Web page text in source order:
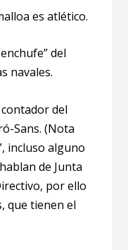
es atlético.
del
navales.
del
Sans. (Nota
incluso alguno
de Junta
por ello
que tienen el